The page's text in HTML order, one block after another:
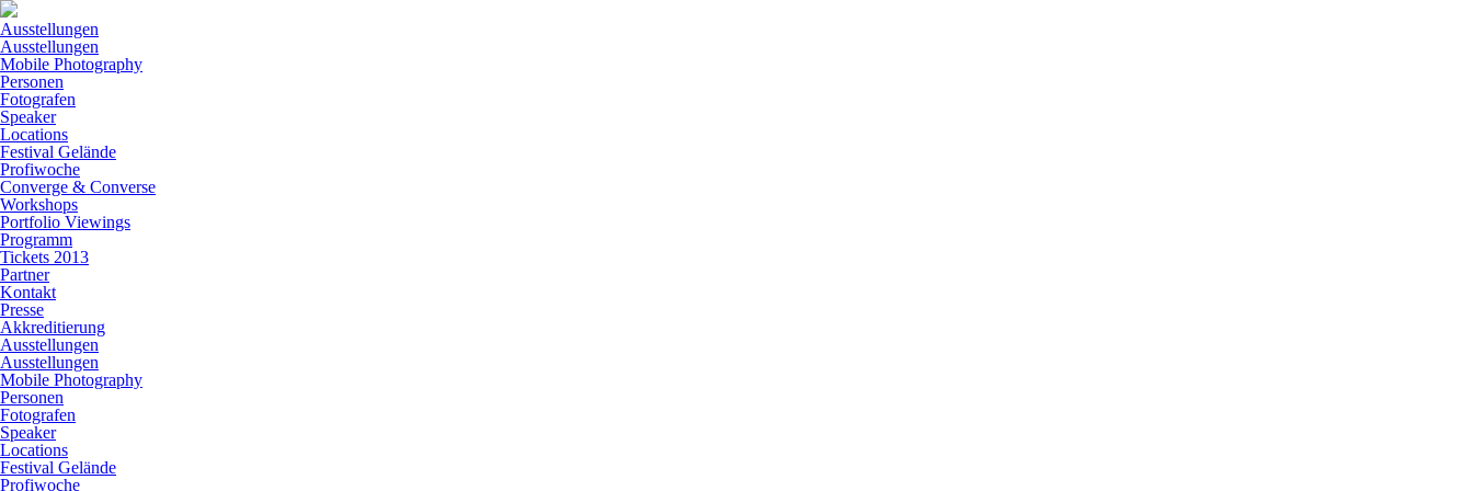
Ausstellungen
Ausstellungen
Mobile Photography
Personen
Fotografen
Speaker
Locations
Festival Gelände
Profiwoche
Converge & Converse
Workshops
Portfolio Viewings
Programm
Tickets 2013
Partner
Kontakt
Presse
Akkreditierung
Ausstellungen
Ausstellungen
Mobile Photography
Personen
Fotografen
Speaker
Locations
Festival Gelände
Profiwoche